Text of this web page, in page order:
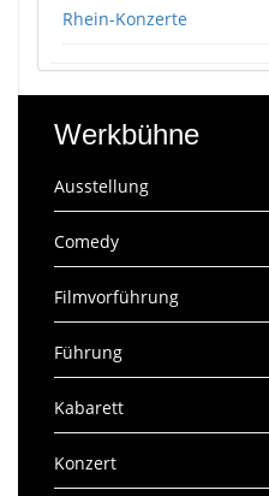
Rhein-Konzerte
Werkbühne
Ausstellung
Comedy
Filmvorführung
Führung
Kabarett
Konzert